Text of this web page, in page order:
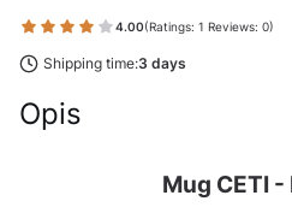
4.00(Ratings: 1 Reviews: 0)
Shipping time:3 days
Opis
Mug CETI -